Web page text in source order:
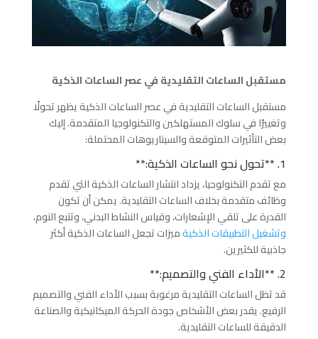
مستقبل الساعات التقليدية في عصر الساعات الذكية
مستقبل الساعات التقليدية في عصر الساعات الذكية يظهر تحولًا
وتغييرًا في سلوك المستهلكين والتكنولوجيا المتقدمة. إليك
بعض التأثيرات المتوقعة والسيناريوهات المحتملة:
1. **تحول نحو الساعات الذكية:**
مع تقدم التكنولوجيا، يزداد انتشار الساعات الذكية التي تقدم
وظائف متقدمة بخلاف الساعات التقليدية. يمكن أن تكون
القدرة على تلقي الإشعارات، وقياس النشاط البدني، وتتبع النوم،
وتشغيل التطبيقات الذكيةميزات تجعل الساعات الذكية أكثر
جاذبية للكثيرين.
2. **الأداء الفني والتصميم:**
قد تظل الساعات التقليدية مرغوبة بسبب الأداء الفني والتصميم
الرفيع. يقدر بعض الأشخاص جودة الحركة الميكانيكية والصناعة
الدقيقة للساعات التقليدية.